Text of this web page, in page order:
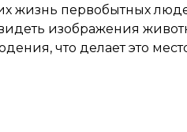
жизнь первобытных
изображения
что делает это